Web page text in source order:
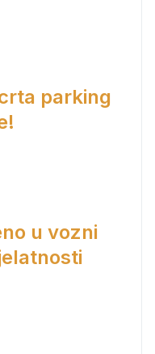
parking
u vozni